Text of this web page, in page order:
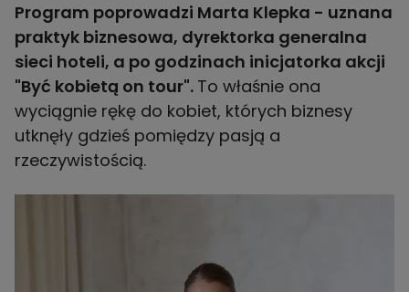
Program poprowadzi Marta Klepka - uznana
praktyk biznesowa, dyrektorka generalna
sieci hoteli, a po godzinach inicjatorka akcji
"Być kobietą on tour". To właśnie ona
wyciągnie rękę do kobiet, których biznesy
utknęły gdzieś pomiędzy pasją a
rzeczywistością.